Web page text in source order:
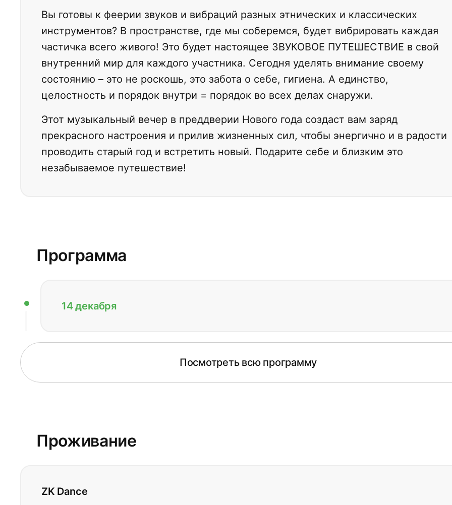
Вы готовы к феерии звуков и вибраций разных этнических и классических
инструментов? В пространстве, где мы соберемся, будет вибрировать каждая
частичка всего живого! Это будет настоящее ЗВУКОВОЕ ПУТЕШЕСТВИЕ в свой
внутренний мир для каждого участника. Сегодня уделять внимание своему
состоянию – это не роскошь, это забота о себе, гигиена. А единство,
целостность и порядок внутри = порядок во всех делах снаружи.
Этот музыкальный вечер в преддверии Нового года создаст вам заряд
прекрасного настроения и прилив жизненных сил, чтобы энергично и в радости
проводить старый год и встретить новый. Подарите себе и близким это
незабываемое путешествие!
Программа
14 декабря
Посмотреть всю программу
Проживание
ZK Dance